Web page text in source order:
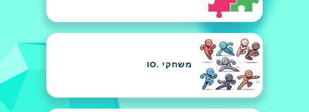
משחקי .IO